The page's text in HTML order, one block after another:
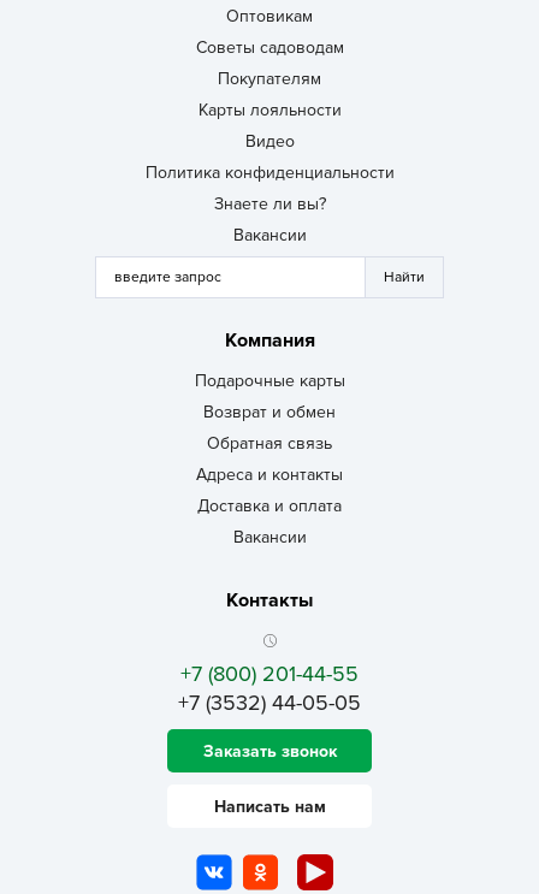
Оптовикам
Советы садоводам
Покупателям
Карты лояльности
Видео
Политика конфиденциальности
Знаете ли вы?
Вакансии
Компания
Подарочные карты
Возврат и обмен
Обратная связь
Адреса и контакты
Доставка и оплата
Вакансии
Контакты
+7 (800) 201-44-55
+7 (3532) 44-05-05
Заказать звонок
Написать нам